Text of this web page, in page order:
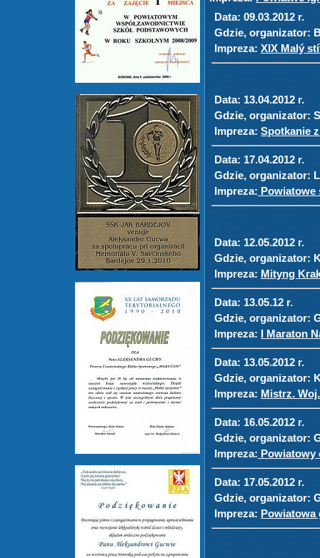
Data: 09.03.2012 r.
Gdzie, organizator:
Impreza: XIX Malý
Data: 13.04.2012 r.
Gdzie, organizator:
Impreza: Spotkanie
Data: 17.04.2012 r.
Gdzie, organizator:
Impreza: Powiatowe
Data: 12.05.2012 r.
Gdzie, organizator:
Impreza: Mityng
Data: 13.05.12 r.
Gdzie, organizator:
Impreza: I Maraton
Data: 13.05.2012 r.
Gdzie, organizator:
Impreza: Mistrz.
Data: 16.05.2012 r.
Gdzie, organizator:
Impreza: Powiatowy
Data: 17.05.2012 r.
Gdzie, organizator:
Impreza: Powiatowa